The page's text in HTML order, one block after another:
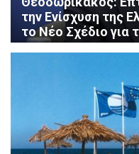
την Ενίσχυση της
το Νέο Σχέδιο για